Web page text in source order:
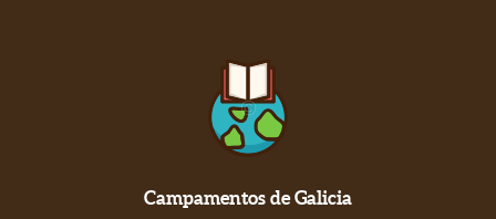
Campamentos de Galicia